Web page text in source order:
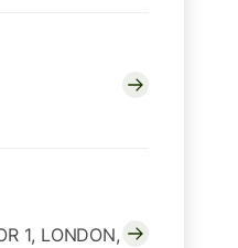
1, LONDON,